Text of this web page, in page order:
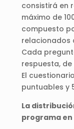
consistirá en
máximo de
compuesto
relacionados
Cada
respuesta,
El
puntuables y
La
programa